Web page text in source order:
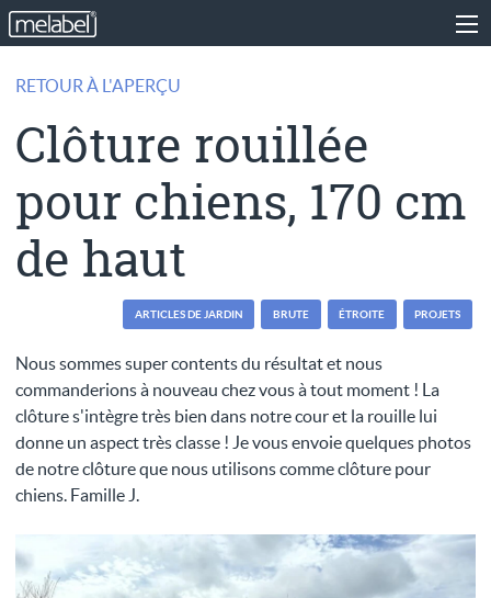
RETOUR À L'APERÇU
Clôture rouillée
pour chiens, 170 cm
de haut
ARTICLES DE JARDIN BRUTE ÉTROITE PROJETS
Nous sommes super contents du résultat et nous
commanderions à nouveau chez vous à tout moment ! La
clôture s'intègre très bien dans notre cour et la rouille lui
donne un aspect très classe ! Je vous envoie quelques photos
de notre clôture que nous utilisons comme clôture pour
chiens. Famille J.